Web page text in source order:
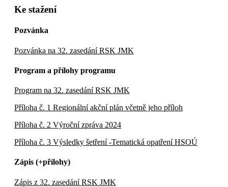
Ke stažení
Pozvánka
Pozvánka na 32. zasedání RSK JMK
Program a přílohy programu
Program na 32. zasedání RSK JMK
Příloha č. 1 Regionální akční plán včetně jeho příloh
Příloha č. 2 Výroční zpráva 2024
Příloha č. 3 Výsledky šetření -Tematická opatření HSOÚ
Zápis (+přílohy)
Zápis z 32. zasedání RSK JMK